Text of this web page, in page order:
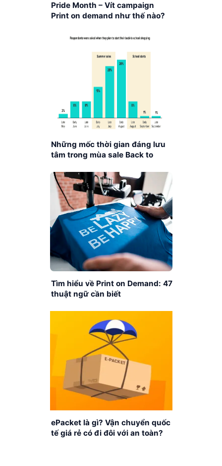
Pride Month – Vít campaign
Print on demand như thế nào?
Những mốc thời gian đáng lưu
tâm trong mùa sale Back to
Tìm hiểu về Print on Demand: 47
thuật ngữ cần biết
ePacket là gì? Vận chuyển quốc
tế giá rẻ có đi đôi với an toàn?